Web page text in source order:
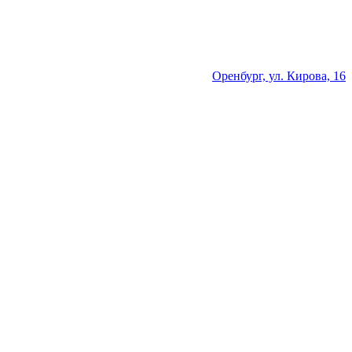
Оренбург, ул. Кирова, 16